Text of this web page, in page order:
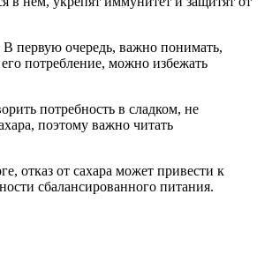
первую очередь, важно понимать,
потребление, можно избежать
потребность в сладком, не
поэтому важно читать
отказ от сахара может привести к
сбалансированного питания.